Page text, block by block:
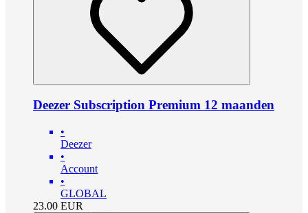
Deezer Subscription Premium 12 maanden
•
Deezer
•
Account
•
GLOBAL
23.00 EUR